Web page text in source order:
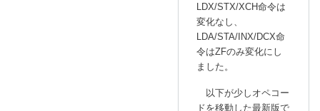
LDX/STX/XCH命令は
変化なし、
LDA/STA/INX/DCX命
令はZFのみ変化にし
ました。
以下が少しオペコー
ドを移動した最新版で